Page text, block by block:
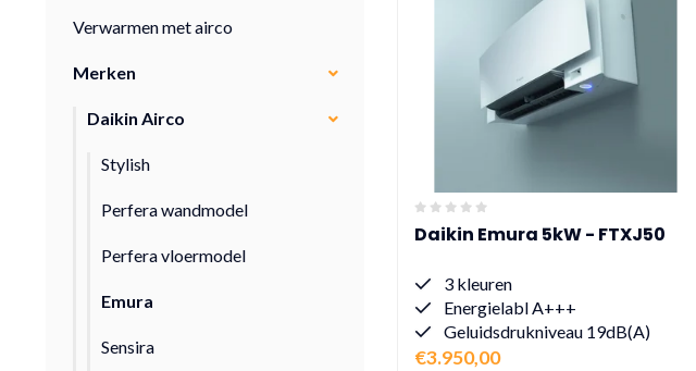
Verwarmen met airco
Merken
Daikin Airco
Stylish
Perfera wandmodel
Perfera vloermodel
Emura
Sensira
Daikin Emura 5kW - FTXJ50
3 kleuren
Energielabl A+++
Geluidsdrukniveau 19dB(A)
€3.950,00